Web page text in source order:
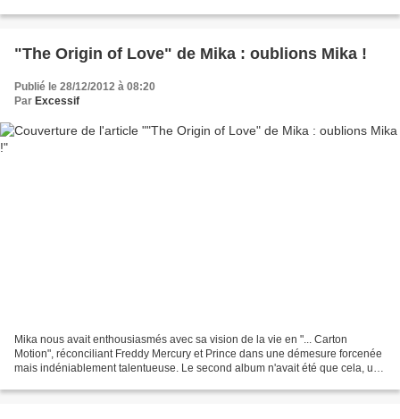
"The Origin of Love" de Mika : oublions Mika !
Publié le 28/12/2012 à 08:20
Par Excessif
Mika nous avait enthousiasmés avec sa vision de la vie en "... Carton
Motion", réconciliant Freddy Mercury et Prince dans une démesure forcenée
mais indéniablement talentueuse. Le second album n'avait été que cela, un